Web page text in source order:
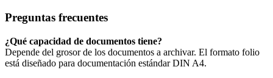
Preguntas frecuentes
¿Qué capacidad de documentos tiene?
Depende del grosor de los documentos a archivar. El formato folio
está diseñado para documentación estándar DIN A4.